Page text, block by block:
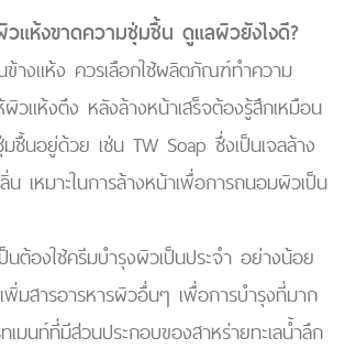
แห้งขาดความชุ่มชื้น ดูแลผิวยังไงดี?
างแห้ง ควรเลือกใช้ผลิตภัณฑ์ทำความ
วแห้งตึง หลังล้างหน้าเสร็จต้องรู้สึกเหมือน
ชื้นอยู่ด้วย เช่น TW Soap ซึ่งเป็นเจลล้าง
เหมาะในการล้างหน้าเพื่อการถนอมผิวเป็น
ต้องใช้ครีมบำรุงผิวเป็นประจำ อย่างน้อย
พิ่มสารอารหารผิวอื่นๆ เพื่อการบำรุงที่มาก
มนท์ที่มีส่วนประกอบของสาหร่ายทะเลน้ำลึก